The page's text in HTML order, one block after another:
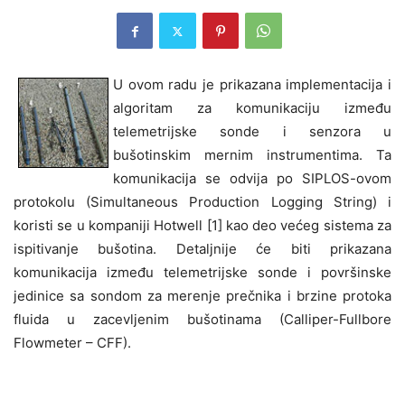
U ovom radu je prikazana implementacija i
algoritam za komunikaciju između
telemetrijske sonde i senzora u
bušotinskim mernim instrumentima. Ta
komunikacija se odvija po SIPLOS-ovom
protokolu (Simultaneous Production Logging String) i
koristi se u kompaniji Hotwell [1] kao deo većeg sistema za
ispitivanje bušotina. Detaljnije će biti prikazana
komunikacija između telemetrijske sonde i površinske
jedinice sa sondom za merenje prečnika i brzine protoka
fluida u zacevljenim bušotinama (Calliper-Fullbore
Flowmeter – CFF).